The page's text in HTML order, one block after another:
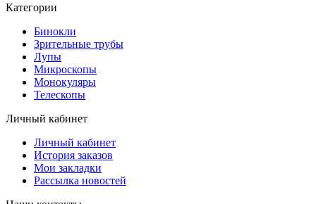
Категории
Бинокли
Зрительные трубы
Лупы
Микроскопы
Монокуляры
Телескопы
Личный кабинет
Личный кабинет
История заказов
Мои закладки
Рассылка новостей